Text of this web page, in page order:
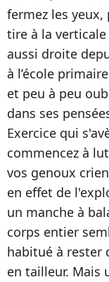
fermez les
tire à la
aussi droite
à l’école
et peu à peu
dans ses
Exercice qui
commencez à
vos genoux
en effet de
un manche à
corps entier
habitué à rester
en tailleur. Mais